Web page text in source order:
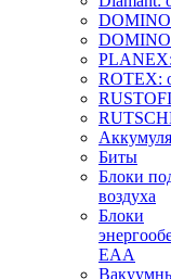
PLANEX:
ROTEX:
Биты
Блоки
воздуха
Блоки
EAA